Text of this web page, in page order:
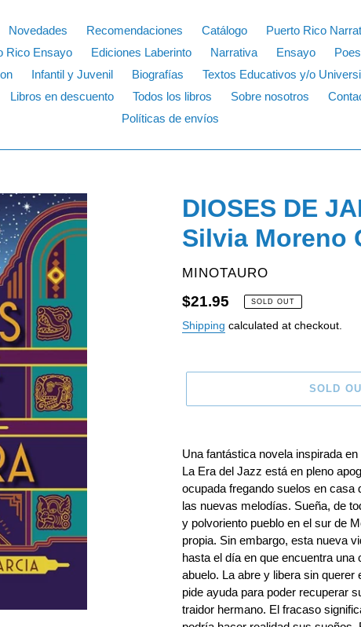
Novedades Recomendaciones Catálogo
Puerto Rico
Rico Ensayo
Ediciones Laberinto Narrativa Ensayo
Infantil y Juvenil Biografías
Textos Educativos y/o
Libros en descuento Todos los libros Sobre nosotros
Políticas de envíos
DIOSES DE
Silvia Moreno
VENDOR
MINOTAURO
Regular
price
$21.95 SOLD OUT
Shipping calculated at checkout.
SOLD
product
to
cart
Una fantástica novela inspirada
La Era del Jazz está en pleno
ocupada fregando suelos en casa
las nuevas melodías. Sueña, de
y polvoriento pueblo en el sur de
propia. Sin embargo, esta nueva
hasta el día en que encuentra
abuelo. La abre y libera sin
pide ayuda para poder recuperar
traidor hermano. El fracaso